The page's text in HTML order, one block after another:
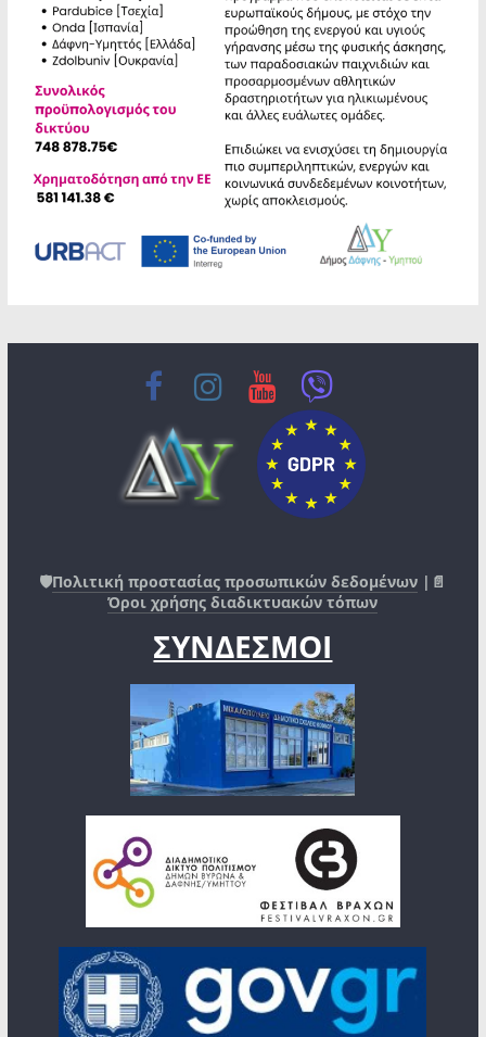
🛡️Πολιτική προστασίας προσωπικών δεδομένων |📄
Όροι χρήσης διαδικτυακών τόπων
ΣΥΝΔΕΣΜΟΙ